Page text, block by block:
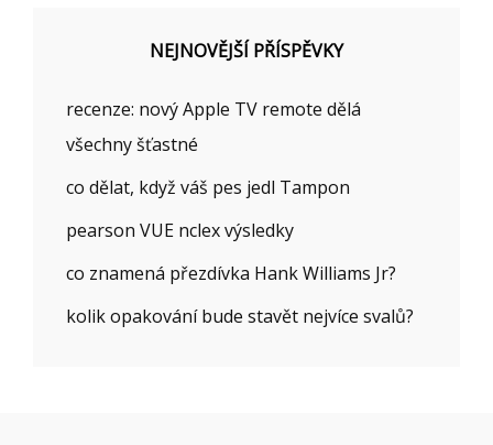
NEJNOVĚJŠÍ PŘÍSPĚVKY
recenze: nový Apple TV remote dělá
všechny šťastné
co dělat, když váš pes jedl Tampon
pearson VUE nclex výsledky
co znamená přezdívka Hank Williams Jr?
kolik opakování bude stavět nejvíce svalů?